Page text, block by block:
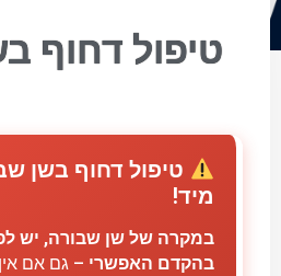
טיפול דחוף
טיפול דחוף בשן
מיד!
במקרה של שן שבורה, יש
בהקדם האפשרי – גם אם